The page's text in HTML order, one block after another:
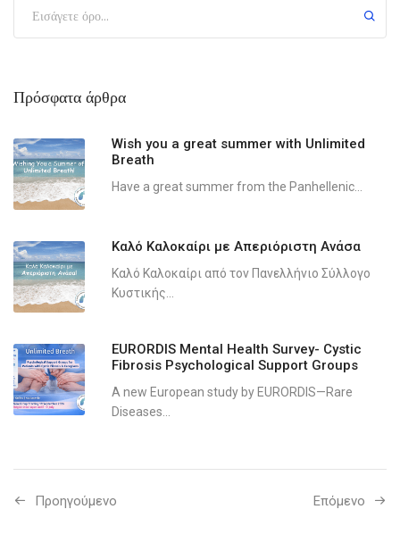
Πρόσφατα άρθρα
Wish you a great summer with Unlimited
Breath
Have a great summer from the Panhellenic...
Καλό Καλοκαίρι με Απεριόριστη Ανάσα
Καλό Καλοκαίρι από τον Πανελλήνιο Σύλλογο
Κυστικής...
EURORDIS Mental Health Survey- Cystic
Fibrosis Psychological Support Groups
A new European study by EURORDIS—Rare
Diseases...
Προηγούμενo Επόμενο